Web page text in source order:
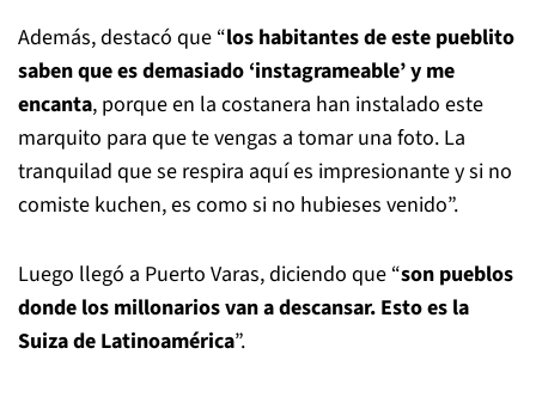
Además, destacó que “los habitantes de este pueblito
saben que es demasiado ‘instagrameable’ y me
encanta, porque en la costanera han instalado este
marquito para que te vengas a tomar una foto. La
tranquilad que se respira aquí es impresionante y si no
comiste kuchen, es como si no hubieses venido”.
Luego llegó a Puerto Varas, diciendo que “son pueblos
donde los millonarios van a descansar. Esto es la
Suiza de Latinoamérica”.